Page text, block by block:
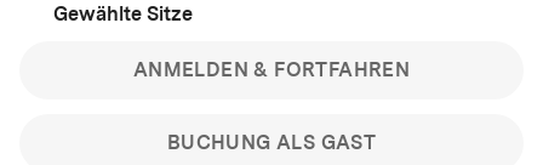
Gewählte Sitze
BUCHUNG ALS GAST
ANMELDEN & FORTFAHREN